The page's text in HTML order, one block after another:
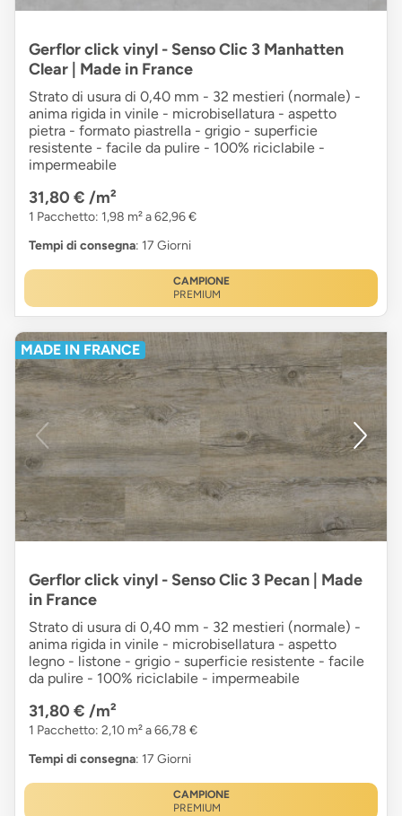
Gerflor click vinyl - Senso Clic 3 Manhatten
Clear | Made in France
Strato di usura di 0,40 mm - 32 mestieri (normale) -
anima rigida in vinile - microbisellatura - aspetto
pietra - formato piastrella - grigio - superficie
resistente - facile da pulire - 100% riciclabile -
impermeabile
31,80 € /m²
1 Pacchetto: 1,98 m² a 62,96 €
Tempi di consegna: 17 Giorni
CAMPIONE
PREMIUM
MADE IN FRANCE
Gerflor click vinyl - Senso Clic 3 Pecan | Made
in France
Strato di usura di 0,40 mm - 32 mestieri (normale) -
anima rigida in vinile - microbisellatura - aspetto
legno - listone - grigio - superficie resistente - facile
da pulire - 100% riciclabile - impermeabile
31,80 € /m²
1 Pacchetto: 2,10 m² a 66,78 €
Tempi di consegna: 17 Giorni
CAMPIONE
PREMIUM